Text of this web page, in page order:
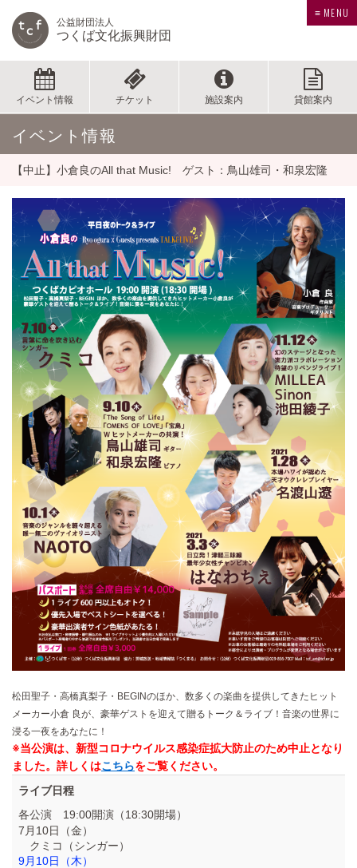
公益財団法人
つくば文化振興財団
≡ MENU
イベント情報 チケット 施設案内 貸館案内
イベント情報
【中止】小倉良のAll that Music! ゲスト：鳥山雄司・和泉宏隆
松田聖子・高橋真梨子・BEGINのほか、数多くの楽曲を提供してきたヒット
メーカー小倉 良が、豪華ゲストを迎えて贈るトーク＆ライブ！音楽の世界に
浸る一夜をあなたに！
※当公演は、新型コロナウイルス感染症拡大防止のため中止となり
ました。詳しくはこちらをご覧ください。
ライブ日程
各公演 19:00開演（18:30開場）
7月10日（金）
クミコ（シンガー）
9月10日（木）